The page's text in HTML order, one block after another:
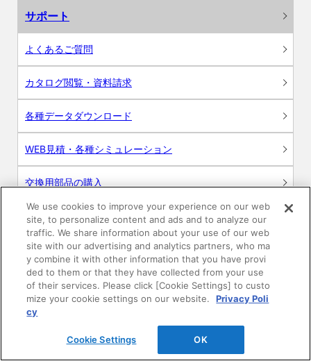
サポート
よくあるご質問
カタログ閲覧・資料請求
各種データダウンロード
WEB見積・各種シミュレーション
交換用部品の購入
修理・点検
お問い合わせ
ログイン
建築・設計関係者様向けサイト
ユーザー登録サービス
We use cookies to improve your experience on our web
site, to personalize content and ads and to analyze our
traffic. We share information about your use of our web
site with our advertising and analytics partners, who ma
y combine it with other information that you have provi
ded to them or that they have collected from your use
of their services. Please click [Cookie Settings] to custo
mize your cookie settings on our website.
Privacy Poli
cy
Cookie Settings OK